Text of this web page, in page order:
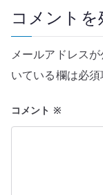
ー
シ
ョ
ン
コメントを
メールアドレス
いている欄は必
コメント ※